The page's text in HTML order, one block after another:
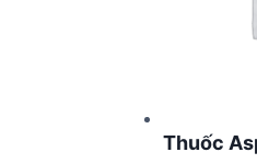
Thuốc